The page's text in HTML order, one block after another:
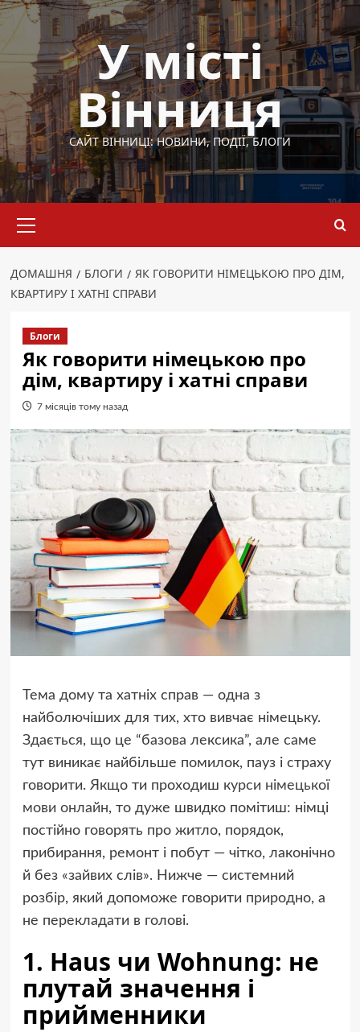
Перейти
до
вмісту
У місті
Вінниця
САЙТ ВІННИЦІ: НОВИНИ, ПОДІЇ, БЛОГИ
меню
ДОМАШНЯ БЛОГИ
ЯК ГОВОРИТИ НІМЕЦЬКОЮ ПРО ДІМ,
КВАРТИРУ І ХАТНІ СПРАВИ
Блоги
Як говорити німецькою про
дім, квартиру і хатні справи
7 місяців тому назад
Тема дому та хатніх справ — одна з
найболючіших для тих, хто вивчає німецьку.
Здається, що це “базова лексика”, але саме
тут виникає найбільше помилок, пауз і страху
говорити. Якщо ти проходиш курси німецької
мови онлайн, то дуже швидко помітиш: німці
постійно говорять про житло, порядок,
прибирання, ремонт і побут — чітко, лаконічно
й без «зайвих слів». Нижче — системний
розбір, який допоможе говорити природно, а
не перекладати в голові.
1. Haus чи Wohnung: не
плутай значення і
прийменники